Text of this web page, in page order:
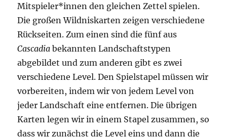
Mitspieler*innen den gleichen Zettel spielen.
Die großen Wildniskarten zeigen verschiedene
Rückseiten. Zum einen sind die fünf aus
Cascadia bekannten Landschaftstypen
abgebildet und zum anderen gibt es zwei
verschiedene Level. Den Spielstapel müssen wir
vorbereiten, indem wir von jedem Level von
jeder Landschaft eine entfernen. Die übrigen
Karten legen wir in einem Stapel zusammen, so
dass wir zunächst die Level eins und dann die